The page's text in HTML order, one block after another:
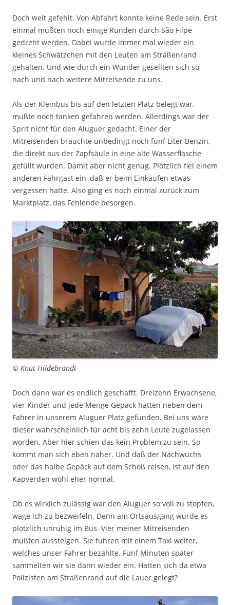
Doch weit gefehlt. Von Abfahrt konnte keine Rede sein. Erst
einmal mußten noch einige Runden durch São Filpe
gedreht werden. Dabei wurde immer mal wieder ein
kleines Schwätzchen mit den Leuten am Straßenrand
gehalten. Und wie durch ein Wunder gesellten sich so
nach und nach weitere Mitreisende zu uns.
Als der Kleinbus bis auf den letzten Platz belegt war,
mußte noch tanken gefahren werden. Allerdings war der
Sprit nicht für den Aluguer gedacht. Einer der
Mitreisenden brauchte unbedingt noch fünf Liter Benzin,
die direkt aus der Zapfsäule in eine alte Wasserflasche
gefüllt wurden. Damit aber nicht genug. Plötzlich fiel einem
anderen Fahrgast ein, daß er beim Einkaufen etwas
vergessen hatte. Also ging es noch einmal zurück zum
Marktplatz, das Fehlende besorgen.
© Knut Hildebrandt
Doch dann war es endlich geschafft. Dreizehn Erwachsene,
vier Kinder und jede Menge Gepäck hatten neben dem
Fahrer in unserem Aluguer Platz gefunden. Bei uns wäre
dieser wahrscheinlich für acht bis zehn Leute zugelassen
worden. Aber hier schien das kein Problem zu sein. So
kommt man sich eben näher. Und daß der Nachwuchs
oder das halbe Gepäck auf dem Schoß reisen, ist auf den
Kapverden wohl eher normal.
Ob es wirklich zulässig war den Aluguer so voll zu stopfen,
wage ich zu bezweifeln. Denn am Ortsausgang wurde es
plötzlich unruhig im Bus. Vier meiner Mitreisenden
mußten aussteigen. Sie fuhren mit einem Taxi weiter,
welches unser Fahrer bezahlte. Fünf Minuten später
sammelten wir sie dann wieder ein. Hatten sich da etwa
Polizisten am Straßenrand auf die Lauer gelegt?